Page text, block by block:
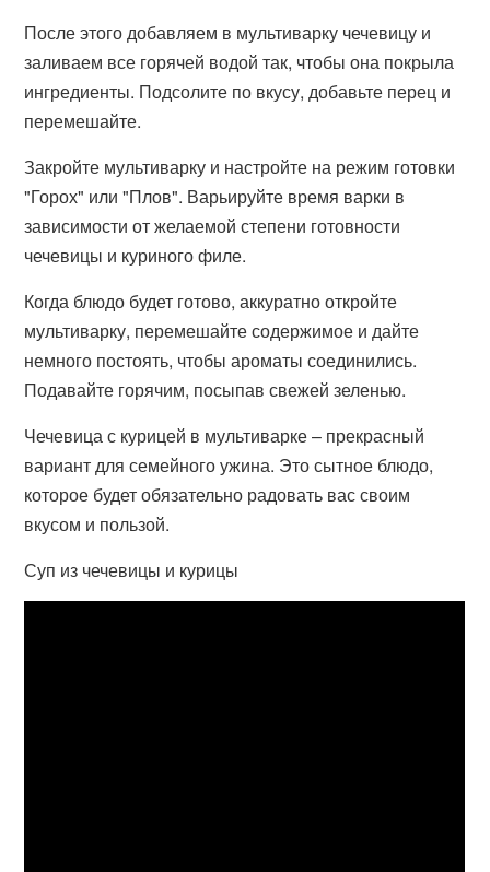
После этого добавляем в мультиварку чечевицу и
заливаем все горячей водой так, чтобы она покрыла
ингредиенты. Подсолите по вкусу, добавьте перец и
перемешайте.
Закройте мультиварку и настройте на режим готовки
"Горох" или "Плов". Варьируйте время варки в
зависимости от желаемой степени готовности
чечевицы и куриного филе.
Когда блюдо будет готово, аккуратно откройте
мультиварку, перемешайте содержимое и дайте
немного постоять, чтобы ароматы соединились.
Подавайте горячим, посыпав свежей зеленью.
Чечевица с курицей в мультиварке – прекрасный
вариант для семейного ужина. Это сытное блюдо,
которое будет обязательно радовать вас своим
вкусом и пользой.
Суп из чечевицы и курицы